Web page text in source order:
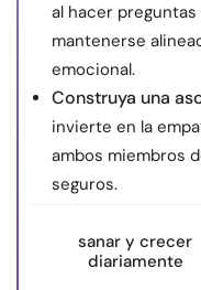
al hacer
mantenerse
emocional.
Construya una
invierte en la
ambos miembros
seguros.
sanar y crecer
diariamente